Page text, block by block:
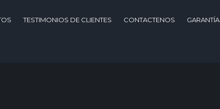
TESTIMONIOS DE CLIENTES CONTACTENOS GARANTÍA